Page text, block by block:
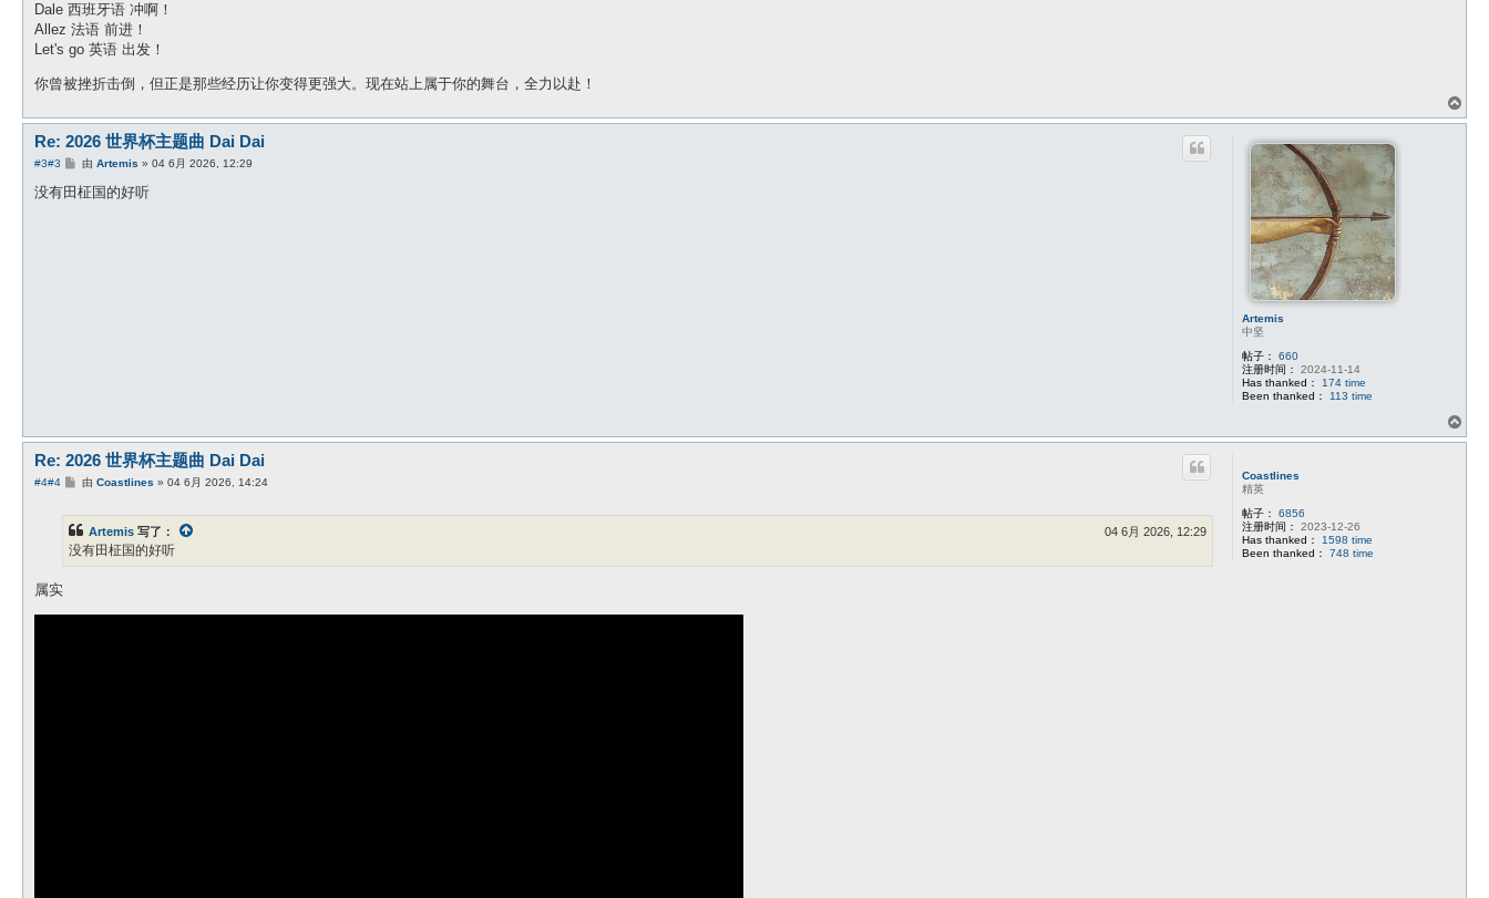
Dale 西班牙语 冲啊！
Allez 法语 前进！
Let's go 英语 出发！
你曾被挫折击倒，但正是那些经历让你变得更强大。现在站上属于你的舞台，全力以赴！
首
Artemis
中坚
帖子：
660
注册时间：
2024-11-14
Has thanked：
174 time
Been thanked：
113 time
Re: 2026 世界杯主题曲 Dai Dai
#3#3
帖
由 Artemis » 04 6月 2026, 12:29
没有田柾国的好听
首
Coastlines
精英
帖子：
6856
注册时间：
2023-12-26
Has thanked：
1598 time
Been thanked：
748 time
Re: 2026 世界杯主题曲 Dai Dai
#4#4
帖
由 Coastlines » 04 6月 2026, 14:24
Artemis 写了： 04 6月 2026, 12:29
没有田柾国的好听
属实